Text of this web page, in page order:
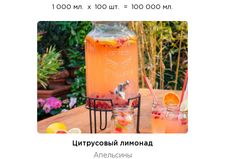
1 000 мл. x 100 шт. = 100 000 мл.
Цитрусовый лимонад
Апельсины